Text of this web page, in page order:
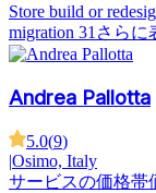
Store build or
migration 31さらに
Andrea Pallotta
5.0(9)
|Osimo, Italy
サービスの価格帯